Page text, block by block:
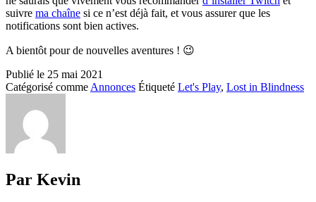
suivre ma chaîne si ce n’est déjà fait, et vous assurer que les
notifications sont bien actives.
A bientôt pour de nouvelles aventures ! 😉
Publié le 25 mai 2021
Catégorisé comme Annonces Étiqueté Let's Play, Lost in Blindness
Par Kevin